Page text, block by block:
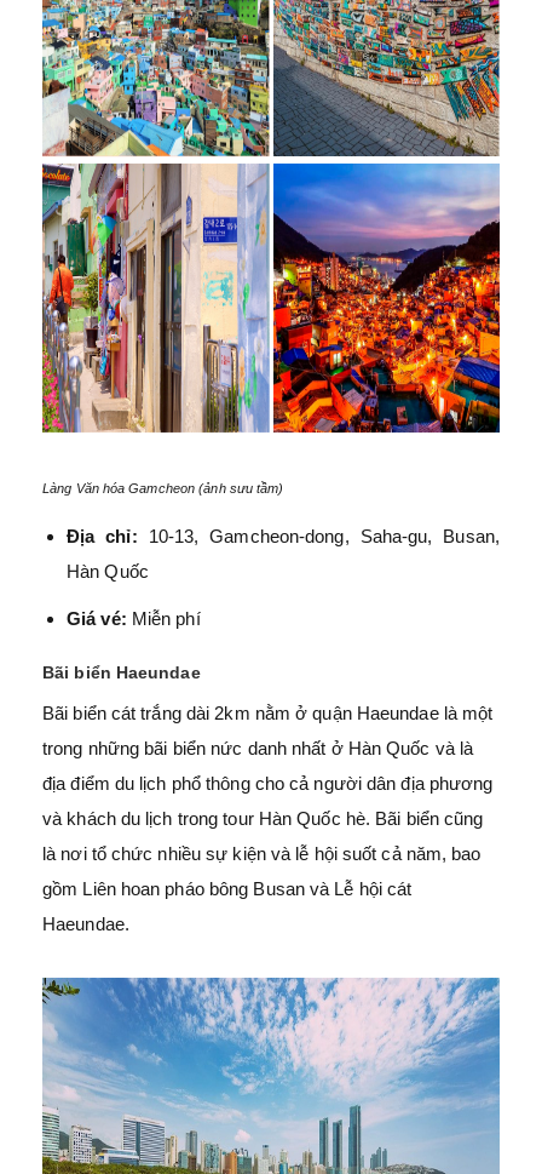
Làng Văn hóa Gamcheon (ảnh sưu tầm)
Địa chỉ:
10-13, Gamcheon-dong, Saha-gu, Busan,
Hàn Quốc
Giá vé: Miễn phí
Bãi biển Haeundae
Bãi biển cát trắng dài 2km nằm ở quận Haeundae là một
trong những bãi biển nức danh nhất ở Hàn Quốc và là
địa điểm du lịch phổ thông cho cả người dân địa phương
và khách du lịch trong tour Hàn Quốc hè. Bãi biển cũng
là nơi tổ chức nhiều sự kiện và lễ hội suốt cả năm, bao
gồm Liên hoan pháo bông Busan và Lễ hội cát
Haeundae.